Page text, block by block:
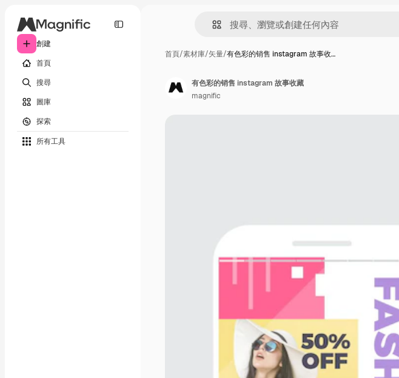
創建
首頁
搜尋
圖庫
探索
所有工具
首頁/素材庫/矢量/有色彩的销售 instagram 故事收…
有色彩的销售 instagram 故事收藏
magnific